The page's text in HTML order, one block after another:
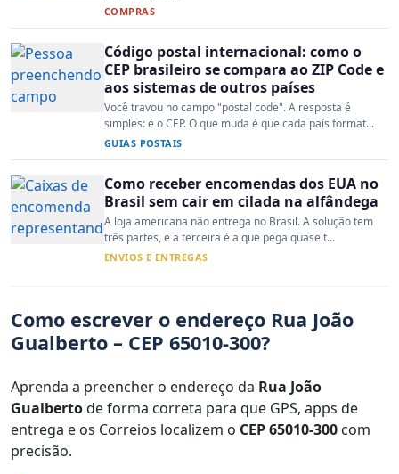
COMPRAS
Código postal internacional: como o
CEP brasileiro se compara ao ZIP Code e
aos sistemas de outros países
Você travou no campo "postal code". A resposta é
simples: é o CEP. O que muda é que cada país format...
GUIAS POSTAIS
Como receber encomendas dos EUA no
Brasil sem cair em cilada na alfândega
A loja americana não entrega no Brasil. A solução tem
três partes, e a terceira é a que pega quase t...
ENVIOS E ENTREGAS
Como escrever o endereço Rua João
Gualberto – CEP 65010-300?
Aprenda a preencher o endereço da Rua João
Gualbertode forma correta para que GPS, apps de
entrega e os Correios localizem o CEP 65010-300 com
precisão.